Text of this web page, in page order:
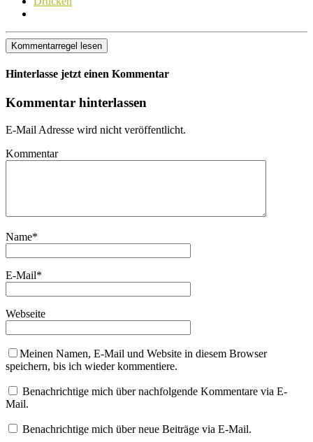
Kommentarregel lesen
Hinterlasse jetzt einen Kommentar
Kommentar hinterlassen
E-Mail Adresse wird nicht veröffentlicht.
Kommentar
Name*
E-Mail*
Webseite
Meinen Namen, E-Mail und Website in diesem Browser
speichern, bis ich wieder kommentiere.
Benachrichtige mich über nachfolgende Kommentare via E-
Mail.
Benachrichtige mich über neue Beiträge via E-Mail.